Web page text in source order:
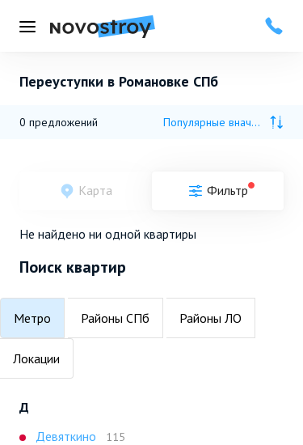
Меню
Переуступки в Романовке СПб
0 предложений Популярные вначале
Карта Фильтр
Не найдено ни одной квартиры
Поиск квартир
Метро Районы СПб Районы ЛО
Локации
Д
Девяткино
115